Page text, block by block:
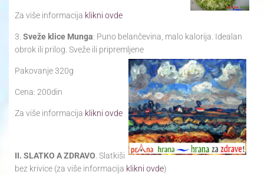
Za više informacija klikni ovde
3. Sveže klice Munga: Puno belančevina, malo kalorija. Idealan
obrok ili prilog. Sveže ili pripremljene
Pakovanje 320g
Cena: 200din
Za više informacija klikni ovde
II. SLATKO A ZDRAVO . Slatkiši
bez krivice (za više informacija klikni ovde)